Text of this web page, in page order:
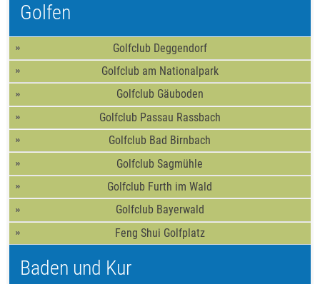
Golfen
Golfclub Deggendorf
Golfclub am Nationalpark
Golfclub Gäuboden
Golfclub Passau Rassbach
Golfclub Bad Birnbach
Golfclub Sagmühle
Golfclub Furth im Wald
Golfclub Bayerwald
Feng Shui Golfplatz
Baden und Kur